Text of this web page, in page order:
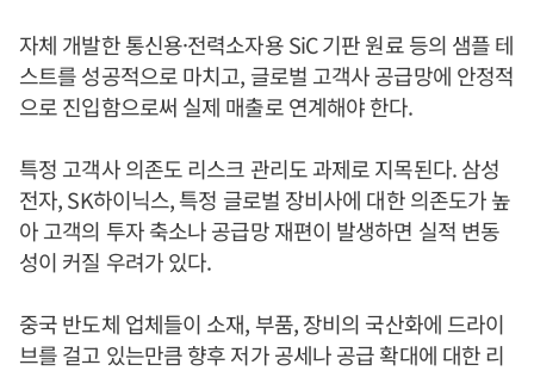
자체 개발한 통신용·전력소자용 SiC 기판 원료 등의 샘플 테
스트를 성공적으로 마치고, 글로벌 고객사 공급망에 안정적
으로 진입함으로써 실제 매출로 연계해야 한다.
특정 고객사 의존도 리스크 관리도 과제로 지목된다. 삼성
전자, SK하이닉스, 특정 글로벌 장비사에 대한 의존도가 높
아 고객의 투자 축소나 공급망 재편이 발생하면 실적 변동
성이 커질 우려가 있다.
중국 반도체 업체들이 소재, 부품, 장비의 국산화에 드라이
브를 걸고 있는만큼 향후 저가 공세나 공급 확대에 대한 리